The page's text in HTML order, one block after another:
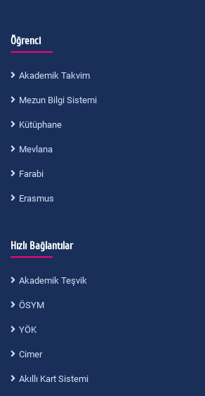
Öğrenci
Akademik Takvim
Mezun Bilgi Sistemi
Kütüphane
Mevlana
Farabi
Erasmus
Hızlı Bağlantılar
Akademik Teşvik
ÖSYM
YÖK
Cimer
Akıllı Kart Sistemi